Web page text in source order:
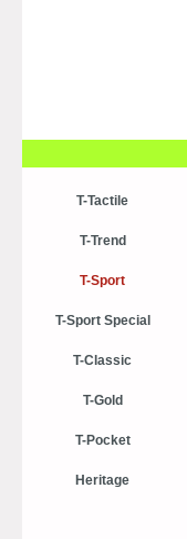
T-Tactile
T-Trend
T-Sport
T-Sport Special
T-Classic
T-Gold
T-Pocket
Heritage